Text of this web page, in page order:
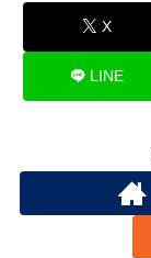
X
LINE